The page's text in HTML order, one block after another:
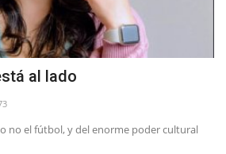
al lado
no el fútbol, y del enorme poder cultural